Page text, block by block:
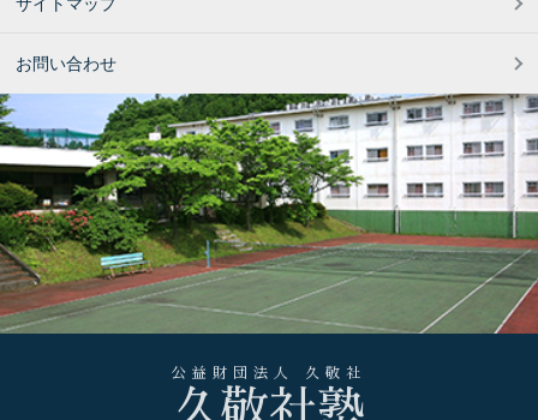
お問い合わせ
公益財団法人 久敬社